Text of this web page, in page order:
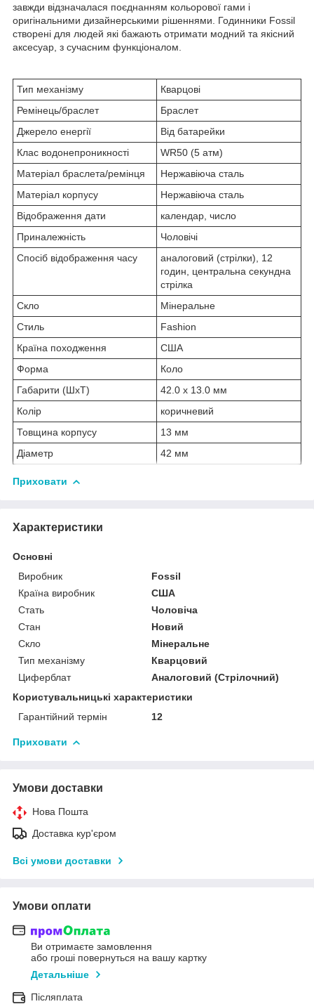
завжди відзначалася поєднанням кольорової гами і
оригінальними дизайнерськими рішеннями. Годинники Fossil
створені для людей які бажають отримати модний та якісний
аксесуар, з сучасним функціоналом.
Тип механізму
Кварцові
Ремінець/браслет
Браслет
Джерело енергії
Від батарейки
Клас водонепроникності
WR50 (5 атм)
Матеріал браслета/ремінця
Нержавіюча сталь
Матеріал корпусу
Нержавіюча сталь
Відображення дати
календар, число
Приналежність
Чоловічі
Спосіб відображення часу
аналоговий (стрілки), 12
годин, центральна секундна
стрілка
Скло
Мінеральне
Стиль
Fashion
Країна походження
США
Форма
Коло
Габарити (ШхТ)
42.0 x 13.0 мм
Колір
коричневий
Товщина корпусу
13 мм
Діаметр
42 мм
Приховати
Характеристики
Основні
Виробник
Fossil
Країна виробник
США
Стать
Чоловіча
Стан
Новий
Скло
Мінеральне
Тип механізму
Кварцовий
Циферблат
Аналоговий (Стрілочний)
Користувальницькі характеристики
Гарантійний термін
12
Приховати
Умови доставки
Нова Пошта
Доставка кур'єром
Всі умови доставки
Умови оплати
Ви отримаєте замовлення
або гроші повернуться на вашу картку
Детальніше
Післяплата